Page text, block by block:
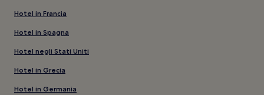
Hotel in Francia
Hotel in Spagna
Hotel negli Stati Uniti
Hotel in Grecia
Hotel in Germania